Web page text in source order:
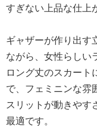
すぎない上品な仕上
ギャザーが作り出す
ながら、女性らしい
ロング丈のスカート
で、フェミニンな雰
スリットが動きやす
最適です。